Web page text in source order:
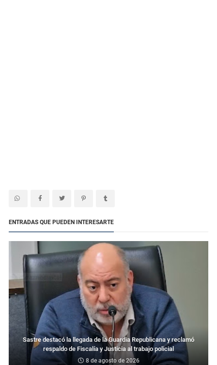
ENTRADAS QUE PUEDEN INTERESARTE
Sastre destacó la llegada de la Guardia Republicana y reclamó
respaldo de Fiscalía y Justicia al trabajo policial
8 de agosto de 2026